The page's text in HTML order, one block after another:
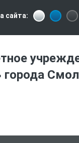
сайта:
города